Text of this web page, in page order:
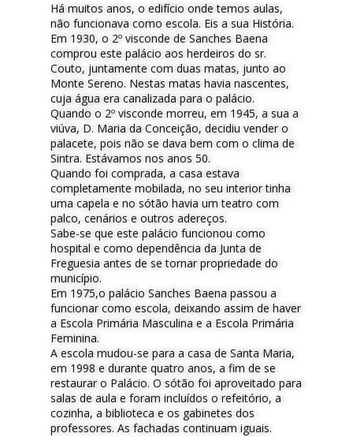
Há muitos anos, o edifício onde temos aulas,
não funcionava como escola. Eis a sua História.
Em 1930, o 2º visconde de Sanches Baena
comprou este palácio aos herdeiros do sr.
Couto, juntamente com duas matas, junto ao
Monte Sereno. Nestas matas havia nascentes,
cuja água era canalizada para o palácio.
Quando o 2º visconde morreu, em 1945, a sua a
viúva, D. Maria da Conceição, decidiu vender o
palacete, pois não se dava bem com o clima de
Sintra. Estávamos nos anos 50.
Quando foi comprada, a casa estava
completamente mobilada, no seu interior tinha
uma capela e no sótão havia um teatro com
palco, cenários e outros adereços.
Sabe-se que este palácio funcionou como
hospital e como dependência da Junta de
Freguesia antes de se tornar propriedade do
município.
Em 1975,o palácio Sanches Baena passou a
funcionar como escola, deixando assim de haver
a Escola Primária Masculina e a Escola Primária
Feminina.
A escola mudou-se para a casa de Santa Maria,
em 1998 e durante quatro anos, a fim de se
restaurar o Palácio. O sótão foi aproveitado para
salas de aula e foram incluídos o refeitório, a
cozinha, a biblioteca e os gabinetes dos
professores. As fachadas continuam iguais.